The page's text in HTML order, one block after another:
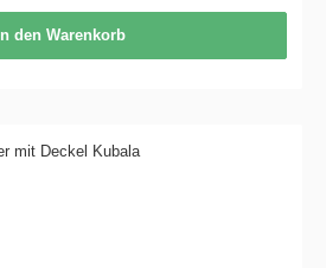
In den Warenkorb